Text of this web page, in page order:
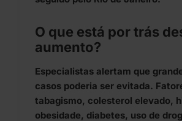
O que está por trás
aumento?
Especialistas alertam que
casos poderia ser evitada.
tabagismo, colesterol elevado,
obesidade, diabetes, uso de